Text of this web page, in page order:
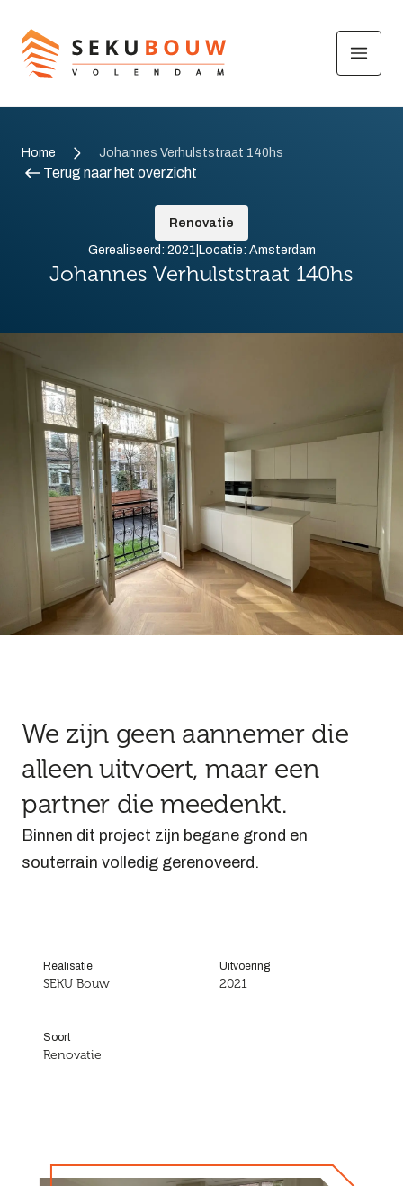
Home Johannes Verhulststraat 140hs
Terug naar het overzicht
Renovatie
Gerealiseerd: 2021 Locatie: Amsterdam
Johannes Verhulststraat 140hs
We zijn geen aannemer die
alleen uitvoert, maar een
partner die meedenkt.
Binnen dit project zijn begane grond en
souterrain volledig gerenoveerd.
Realisatie
SEKU Bouw
Uitvoering
2021
Soort
Renovatie